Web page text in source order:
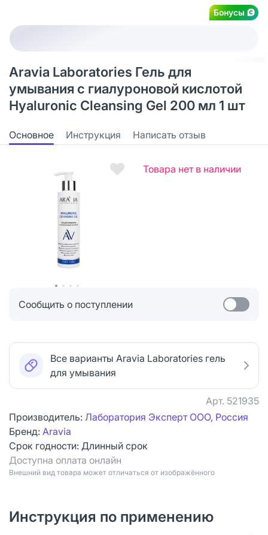
Бонусы
Aravia Laboratories Гель для
умывания с гиалуроновой кислотой
Hyaluronic Cleansing Gel 200 мл 1 шт
Основное Инструкция Написать отзыв
Товара нет в наличии
Сообщить о поступлении
Все варианты Aravia Laboratories гель
для умывания
Арт. 521935
Производитель: Лаборатория Эксперт ООО, Россия
Бренд: Aravia
Срок годности: Длинный срок
Доступна оплата онлайн
Bнешний вид товара может отличаться от изображённого
Инструкция по применению